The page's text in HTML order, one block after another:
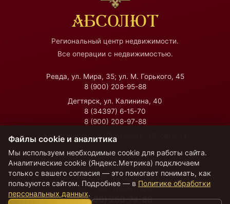
АБСОЛЮТ
Региональный центр недвижимости.
Все операции с недвижимостью.
Ревда, ул. Мира, 35; ул. М. Горького, 45
8 (900) 208-95-88
Дегтярск, ул. Калинина, 40
8 (34397) 6-15-70
8 (900) 208-97-88
Екатеринбург, ул. Посадская, 45, офис 14
Время работы
Пн — Пт:
09:00–18:00
Сб — Вс:11:00–17:00
8 (800) 250-74-88
Файлы cookie и аналитика
Мы используем необходимые cookie для работы сайта.
Аналитические cookie (Яндекс.Метрика) подключаем
только с вашего согласия — это помогает понимать, как
пользуются сайтом. Подробнее — в Политике обработки
персональных данных.